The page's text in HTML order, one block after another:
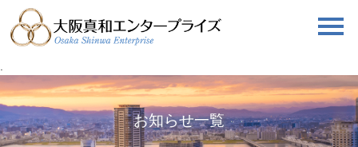
お知らせ一覧